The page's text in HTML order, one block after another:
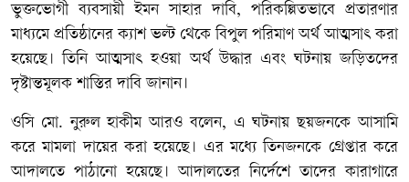
ভুক্তভোগী ব্যবসায়ী ইমন সাহার দাবি, পরিকল্পিতভাবে প্রতারণার
মাধ্যমে প্রতিষ্ঠানের ক্যাশ ভল্ট থেকে বিপুল পরিমাণ অর্থ আত্মসাৎ করা
হয়েছে। তিনি আত্মসাৎ হওয়া অর্থ উদ্ধার এবং ঘটনায় জড়িতদের
দৃষ্টান্তমূলক শাস্তির দাবি জানান।
ওসি মো. নুরুল হাকীম আরও বলেন, এ ঘটনায় ছয়জনকে আসামি
করে মামলা দায়ের করা হয়েছে। এর মধ্যে তিনজনকে গ্রেপ্তার করে
আদালতে পাঠানো হয়েছে। আদালতের নির্দেশে তাদের কারাগারে